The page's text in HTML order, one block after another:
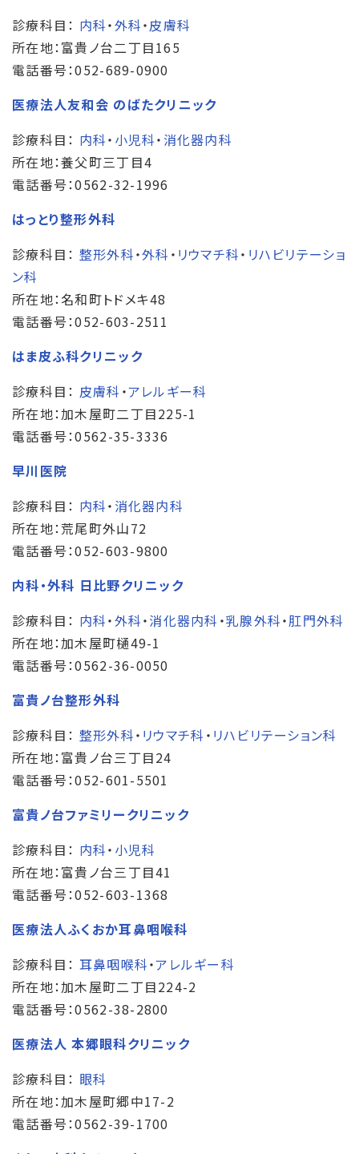
診療科目： 内科・外科・皮膚科
所在地：富貴ノ台二丁目165
電話番号：052-689-0900
医療法人友和会 のばたクリニック
診療科目： 内科・ 小児科・ 消化器内科
所在地：養父町三丁目4
電話番号：0562-32-1996
はっとり整形外科
診療科目： 整形外科・外科 ・ リウマチ科・ リハビリテーショ
ン科
所在地：名和町トドメキ48
電話番号：052-603-2511
はま皮ふ科クリニック
診療科目： 皮膚科 ・アレルギー科
所在地：加木屋町二丁目225-1
電話番号：0562-35-3336
早川医院
診療科目： 内科・ 消化器内科
所在地：荒尾町外山72
電話番号：052-603-9800
内科・外科 日比野クリニック
診療科目： 内科・外科・消化器内科 ・乳腺外科・肛門外科
所在地：加木屋町樋49-1
電話番号：0562-36-0050
富貴ノ台整形外科
診療科目： 整形外科・ リウマチ科 ・ リハビリテーション科
所在地：富貴ノ台三丁目24
電話番号：052-601-5501
富貴ノ台ファミリークリニック
診療科目： 内科・ 小児科
所在地：富貴ノ台三丁目41
電話番号：052-603-1368
医療法人ふくおか耳鼻咽喉科
診療科目： 耳鼻咽喉科・アレルギー科
所在地：加木屋町二丁目224-2
電話番号：0562-38-2800
医療法人 本郷眼科クリニック
診療科目： 眼科
所在地：加木屋町郷中17-2
電話番号：0562-39-1700